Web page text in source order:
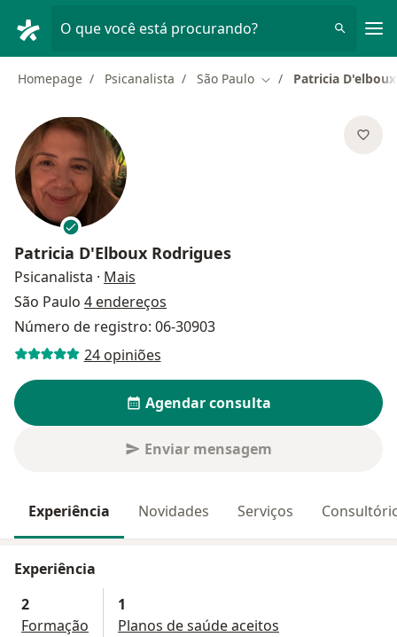
O que você está procurando?
Homepage Psicanalista São Paulo Mudar de cidade
Patricia
Patricia D'Elboux Rodrigues
Psicanalista · Mais
São Paulo 4 endereços
Número de registro: 06-30903
24 opiniões
Agendar consulta
Enviar mensagem
Experiência Novidades Serviços
Experiência
2
Formação
1
Planos de saúde aceitos